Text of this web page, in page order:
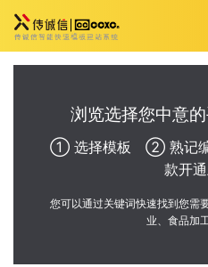
浏览选择您中意
① 选择模板 ② 熟记
款开
您可以通过关键词快速找到您需
业、食品加